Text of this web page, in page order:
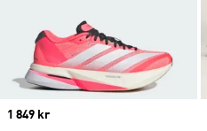
Price
1 849 kr